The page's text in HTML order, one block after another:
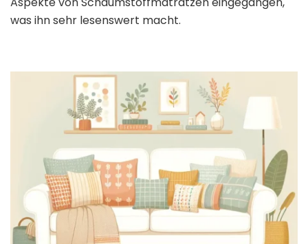
was ihn sehr lesenswert macht.